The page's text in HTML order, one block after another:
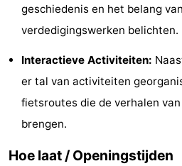
Fietsen
Wandelen
-
Golfbanen
Eten
drinken
Evenementen
Praktisch
geschiedenis en het belang
verdedigingswerken belichten.
Interactieve Activiteiten:
er tal van activiteiten
fietsroutes die de verhalen
brengen.
Hoe laat / Openingstijden